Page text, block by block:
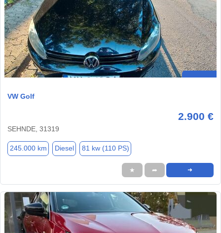
VW Golf
2.900 €
SEHNDE, 31319
245.000 km Diesel 81 kw (110 PS)
★ ➦ ➜